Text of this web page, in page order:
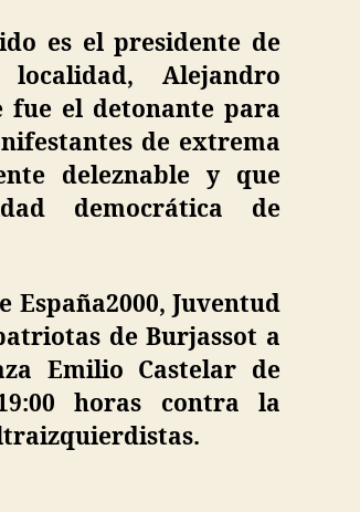
es el presidente de
Alejandro
fue el detonante para
de extrema
deleznable y que
democrática de
España2000, Juventud
de Burjassot a
Emilio Castelar de
horas contra la